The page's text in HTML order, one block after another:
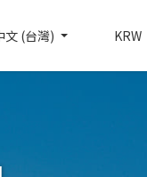
文 (台灣) KRW